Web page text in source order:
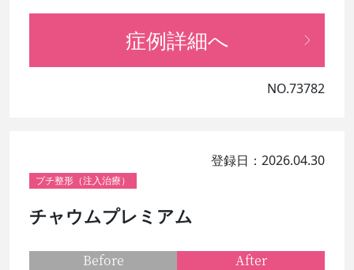
症例詳細へ
NO.73782
登録日：2026.04.30
プチ整形（注入治療）
チャウムプレミアム
Before After